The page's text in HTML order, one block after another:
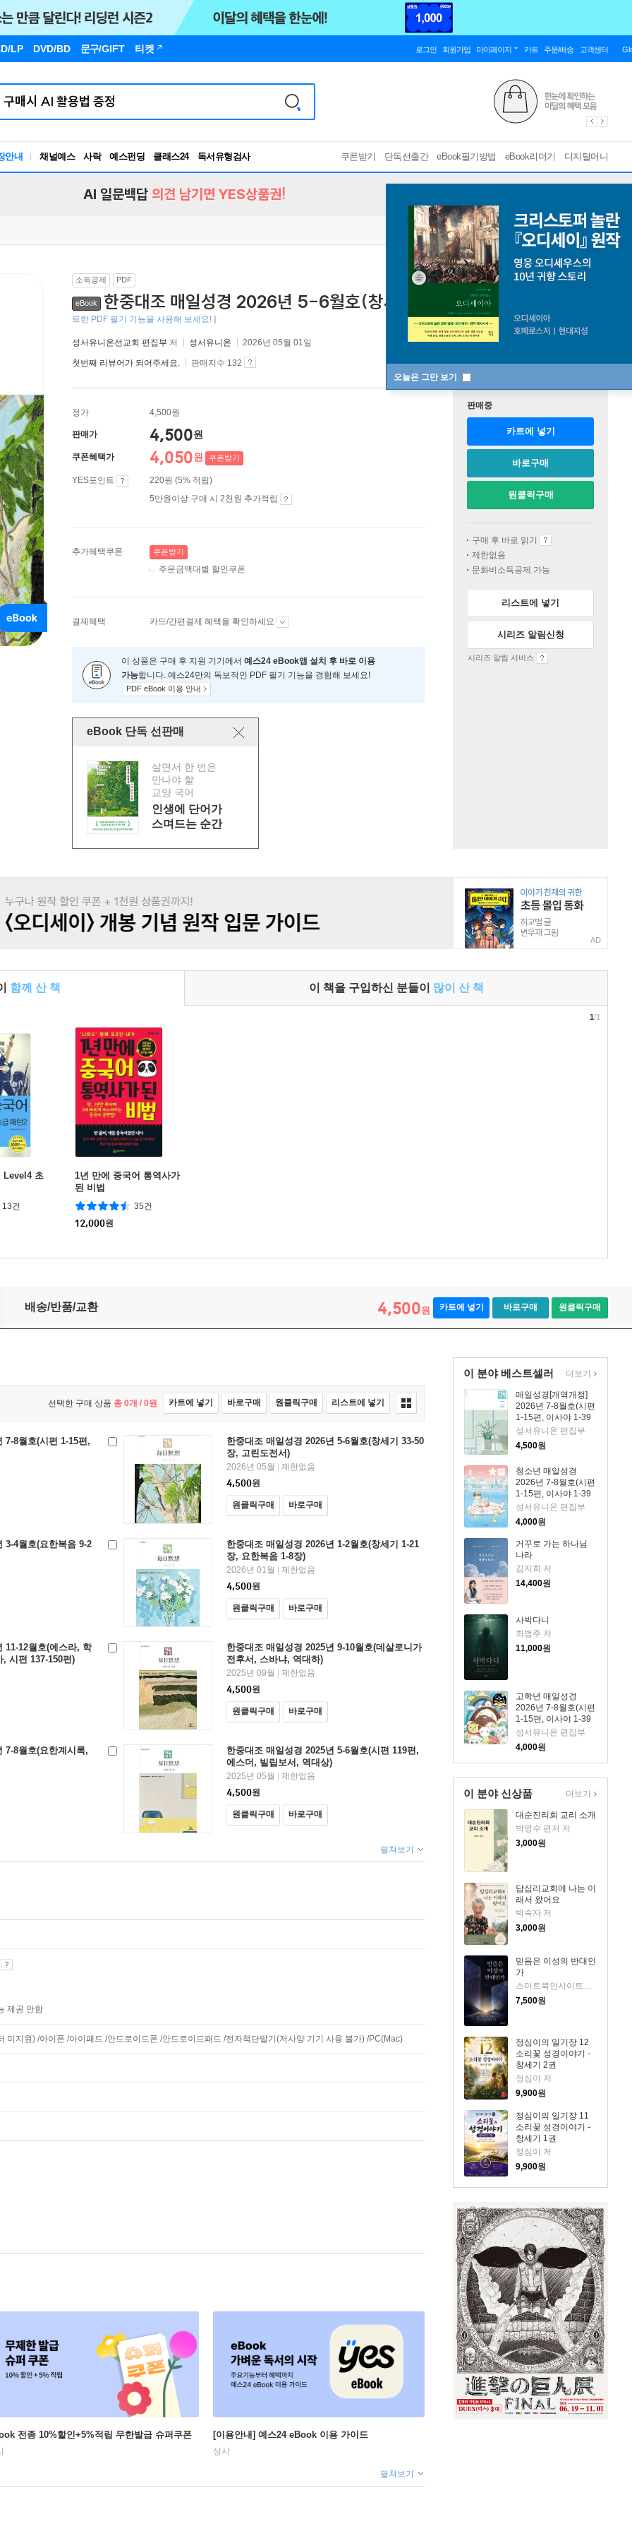
LP DVD/BD 문구/GIFT 티켓 로그인 회원가입 마이페이지 카트 주문/배송 고객센터
안내 채널예스 사락 예스펀딩 클래스24
독서유형검사
RBTI Lab
쿠폰받기 단독선출간 eBook필기방법 eBook리더기 디지털머니
오늘은 그만 보기
AI 일문백답 의견 남기면 YES상품권!
소득공제 PDF
eBook 한중대조 매일성경 2026년 5-6월호(창세기 33-50장, 고린도전서)
트한 PDF 필기 기능을 사용해 보세요! ]
성서유니온선교회 편집부 저 성서유니온 2026년 05월 01일
첫번째 리뷰어가 되어주세요. 판매지수 132
정가 4,500원
판매가 4,500원
쿠폰혜택가 4,050원 쿠폰받기
YES포인트
220원 (5% 적립)
5만원이상 구매 시 2천원 추가적립
추가혜택쿠폰 쿠폰받기
주문금액대별 할인쿠폰
결제혜택 카드/간편결제 혜택을 확인하세요
이 상품은 구매 후 지원 기기에서 예스24 eBook앱 설치 후 바로 이용
가능합니다. 예스24만의 독보적인 PDF 필기 기능을 경험해 보세요!
PDF eBook 이용 안내
eBook 단독 선판매
살면서 한 번은
만나야 할
교양 국어
인생에 단어가
스며드는 순간
판매중
카트에 넣기
바로구매
원클릭구매
구매 후 바로 읽기
제한없음
문화비소득공제 가능
리스트에 넣기
시리즈 알림신청
시리즈 알림 서비스
AD
함께 산 책 이 책을 구입하신 분들이 많이 산 책
Level4 초
13건
1년 만에 중국어 통역사가
된 비법
35건
12,000원
1/1
장, 고린도전서)
배송/반품/교환 4,500원 카트에 넣기 바로구매 원클릭구매
이 분야 베스트셀러
매일성경[개역개정]
2026년 7-8월호(시편
1-15편, 이사야 1-39
장)
성서유니온 편집부
4,500원
청소년 매일성경
2026년 7-8월호(시편
1-15편, 이사야 1-39
장)
성서유니온 편집부
4,000원
거꾸로 가는 하나님
나라
김지희 저
14,400원
사박다니
최범주 저
11,000원
고학년 매일성경
2026년 7-8월호(시편
1-15편, 이사야 1-39
장)
성서유니온 편집부
4,000원
더보기
이 분야 신상품
대순진리회 교리 소개
박영수 편저 저
3,000원
답십리교회에 나는 이
래서 왔어요
박숙자 저
3,000원
믿음은 이성의 반대인
가
스마트북인사이트랩 저
7,500원
정심이의 일기장 12
소리꽃 성경이야기 -
창세기 2권
정심이 저
9,900원
정심이의 일기장 11
소리꽃 성경이야기 -
창세기 1권
정심이 저
9,900원
더보기
선택한 구매 상품 총 0개 / 0원 카트에 넣기 바로구매 원클릭구매 리스트에 넣기
7-8월호(시편 1-15편,
한중대조 매일성경 2026년 5-6월호(창세기 33-50
장, 고린도전서)
2026년 05월 | 제한없음
4,500원
원클릭구매 바로구매
3-4월호(요한복음 9-2
한중대조 매일성경 2026년 1-2월호(창세기 1-21
장, 요한복음 1-8장)
2026년 01월 | 제한없음
4,500원
원클릭구매 바로구매
11-12월호(에스라, 학
시편 137-150편)
한중대조 매일성경 2025년 9-10월호(데살로니가
전후서, 스바냐, 역대하)
2025년 09월 | 제한없음
4,500원
원클릭구매 바로구매
7-8월호(요한계시록,
한중대조 매일성경 2025년 5-6월호(시편 119편,
에스더, 빌립보서, 역대상)
2025년 05월 | 제한없음
4,500원
원클릭구매 바로구매
펼쳐보기
제공 안함
미지원) /아이폰 /아이패드 /안드로이드폰 /안드로이드패드 /전자책단말기(저사양 기기 사용 불가) /PC(Mac)
전종 10%할인+5%적립 무한발급 슈퍼쿠폰 [이용안내] 예스24 eBook 이용 가이드
상시
펼쳐보기